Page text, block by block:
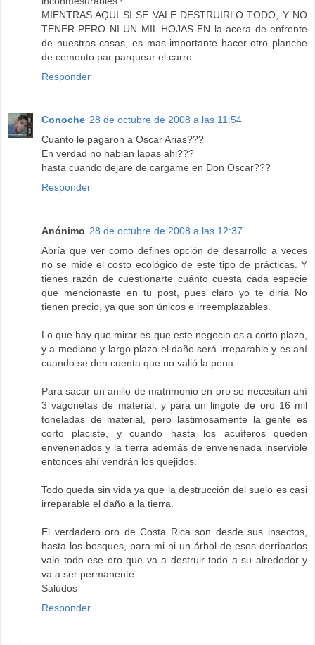
MIENTRAS AQUI SI SE VALE DESTRUIRLO TODO, Y NO
TENER PERO NI UN MIL HOJAS EN la acera de enfrente
de nuestras casas, es mas importante hacer otro planche
de cemento par parquear el carro...
Responder
Conoche 28 de octubre de 2008 a las 11:54
Cuanto le pagaron a Oscar Arias???
En verdad no habian lapas ahi???
hasta cuando dejare de cargame en Don Oscar???
Responder
Anónimo 28 de octubre de 2008 a las 12:37
Abría que ver como defines opción de desarrollo a veces
no se mide el costo ecológico de este tipo de prácticas. Y
tienes razón de cuestionarte cuánto cuesta cada especie
que mencionaste en tu post, pues claro yo te diría No
tienen precio, ya que son únicos e irreemplazables.
Lo que hay que mirar es que este negocio es a corto plazo,
y a mediano y largo plazo el daño será irreparable y es ahí
cuando se den cuenta que no valió la pena.
Para sacar un anillo de matrimonio en oro se necesitan ahí
3 vagonetas de material, y para un lingote de oro 16 mil
toneladas de material, pero lastimosamente la gente es
corto placiste, y cuando hasta los acuíferos queden
envenenados y la tierra además de envenenada inservible
entonces ahí vendrán los quejidos.
Todo queda sin vida ya que la destrucción del suelo es casi
irreparable el daño a la tierra.
El verdadero oro de Costa Rica son desde sus insectos,
hasta los bosques, para mi ni un árbol de esos derribados
vale todo ese oro que va a destruir todo a su alrededor y
va a ser permanente.
Saludos
Responder